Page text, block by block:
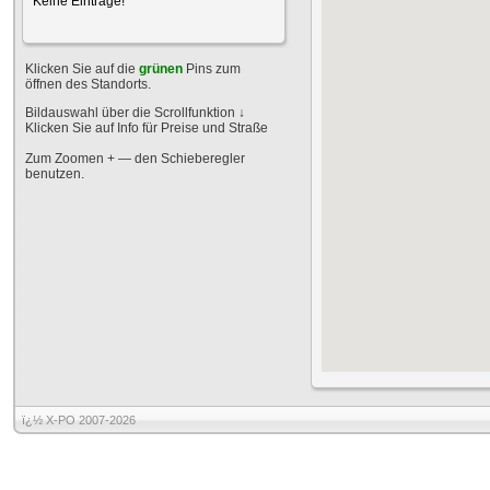
Klicken Sie auf die grünen Pins zum
öffnen des Standorts.
Bildauswahl über die Scrollfunktion ↓
Klicken Sie auf Info für Preise und Straße
Zum Zoomen + — den Schieberegler
benutzen.
ï¿½ X-PO 2007-2026